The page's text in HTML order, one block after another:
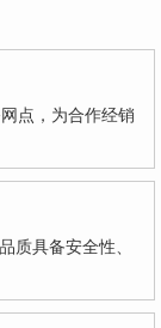
点，为合作经销
质具备安全性、